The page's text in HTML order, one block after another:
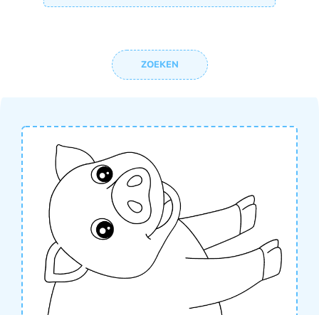
ZOEKEN